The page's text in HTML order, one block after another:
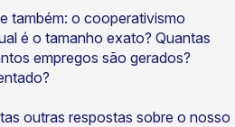
também: o cooperativismo
é o tamanho exato? Quantas
empregos são gerados?
outras respostas sobre o nosso